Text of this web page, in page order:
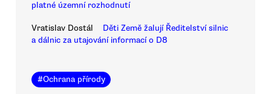
platné územní rozhodnutí
Vratislav Dostál
Děti Země žalují Ředitelství silnic
a dálnic za utajování informací o D8
#Ochrana přírody